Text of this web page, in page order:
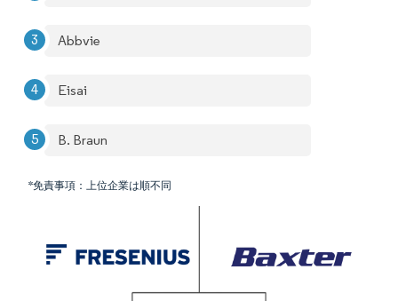
Abbvie
Eisai
B. Braun
*免責事項：上位企業は順不同